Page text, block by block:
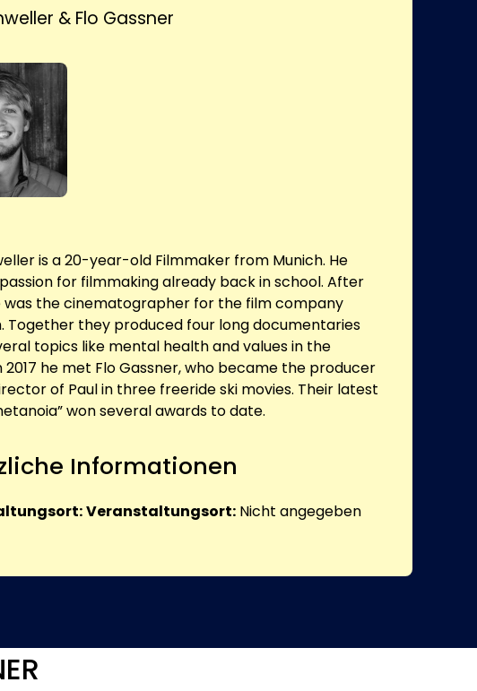
& Flo Gassner
is a 20-year-old Filmmaker from Munich. He
for filmmaking already back in school. After
was the cinematographer for the film company
Together they produced four long documentaries
topics like mental health and values in the
2017 he met Flo Gassner, who became the producer
of Paul in three freeride ski movies. Their latest
won several awards to date.
Informationen
Veranstaltungsort: Nicht angegeben